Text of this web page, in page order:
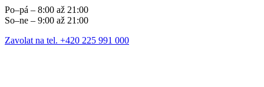
Po–pá – 8:00 až 21:00
So–ne – 9:00 až 21:00
Zavolat na tel. +420 225 991 000